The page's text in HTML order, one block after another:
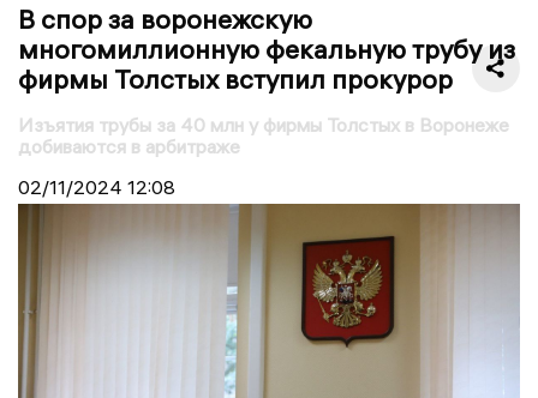
В спор за воронежскую
многомиллионную фекальную трубу из
фирмы Толстых вступил прокурор
Изъятия трубы за 40 млн у фирмы Толстых в Воронеже
добиваются в арбитраже
02/11/2024 12:08